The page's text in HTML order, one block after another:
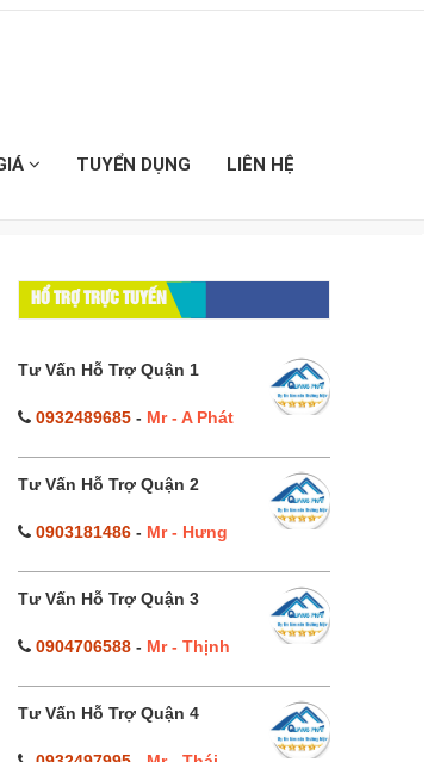
TUYỂN DỤNG LIÊN HỆ
HỔ TRỢ TRỰC TUYẾN
Tư Vấn Hỗ Trợ Quận 1
0932489685- Mr - A Phát
Tư Vấn Hỗ Trợ Quận 2
0903181486- Mr - Hưng
Tư Vấn Hỗ Trợ Quận 3
0904706588- Mr - Thịnh
Tư Vấn Hỗ Trợ Quận 4